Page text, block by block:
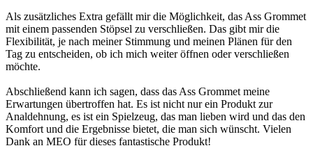
Als zusätzliches Extra gefällt mir die Möglichkeit, das Ass Grommet
mit einem passenden Stöpsel zu verschließen. Das gibt mir die
Flexibilität, je nach meiner Stimmung und meinen Plänen für den
Tag zu entscheiden, ob ich mich weiter öffnen oder verschließen
möchte.
Abschließend kann ich sagen, dass das Ass Grommet meine
Erwartungen übertroffen hat. Es ist nicht nur ein Produkt zur
Analdehnung, es ist ein Spielzeug, das man lieben wird und das den
Komfort und die Ergebnisse bietet, die man sich wünscht. Vielen
Dank an MEO für dieses fantastische Produkt!